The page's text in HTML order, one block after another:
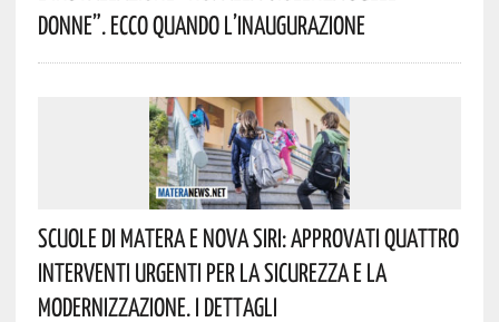
Donne”. Ecco Quando L’inaugurazione
Scuole Di Matera E Nova Siri: Approvati Quattro
Interventi Urgenti Per La Sicurezza E La
Modernizzazione. I Dettagli